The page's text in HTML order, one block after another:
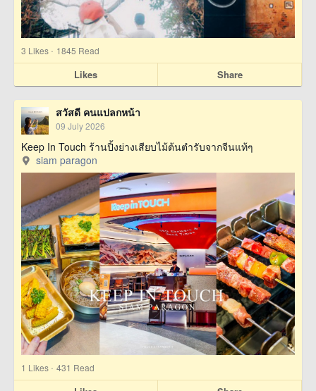
3 Likes · 1845 Read
Likes Share
สวัสดี คนแปลกหน้า
09 July 2026
Keep In Touch ร้านปิ้งย่างเสียบไม้ต้นตำรับจากจีนแท้ๆ
siam paragon
1 Likes · 431 Read